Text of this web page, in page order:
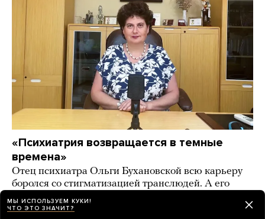
«Психиатрия возвращается в темные
времена»
Отец психиатра Ольги Бухановской всю карьеру
боролся со стигматизацией транслюдей. А его
дочь призывает бороться с «эпидемией
трансгендерности» в России
МЫ ИСПОЛЬЗУЕМ КУКИ!
ЧТО ЭТО ЗНАЧИТ?